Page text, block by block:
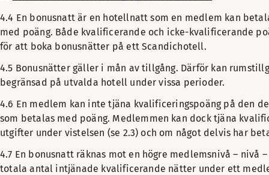
4.4 En bonusnatt är en hotellnatt som en medlem kan
med poäng. Både kvalificerande och icke-kvalificerande
för att boka bonusnätter på ett Scandichotell.
4.5 Bonusnätter gäller i mån av tillgång. Därför kan
begränsad på utvalda hotell under vissa perioder.
4.6 En medlem kan inte tjäna kvalificeringspoäng på den
som betalas med poäng. Medlemmen kan dock tjäna
utgifter under vistelsen (se 2.3) och om något delvis har
4.7 En bonusnatt räknas mot en högre medlemsnivå – nivå
totala antal intjänade kvalificerande nätter under ett